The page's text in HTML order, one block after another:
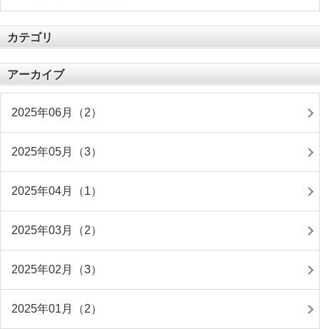
カテゴリ
アーカイブ
2025年06月（2）
2025年05月（3）
2025年04月（1）
2025年03月（2）
2025年02月（3）
2025年01月（2）